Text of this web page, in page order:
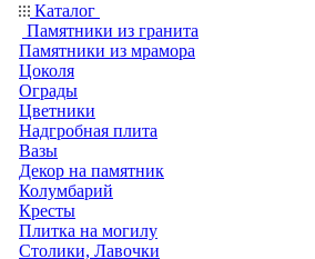
Каталог
Памятники из гранита
Памятники из мрамора
Цоколя
Ограды
Цветники
Надгробная плита
Вазы
Декор на памятник
Колумбарий
Кресты
Плитка на могилу
Столики, Лавочки